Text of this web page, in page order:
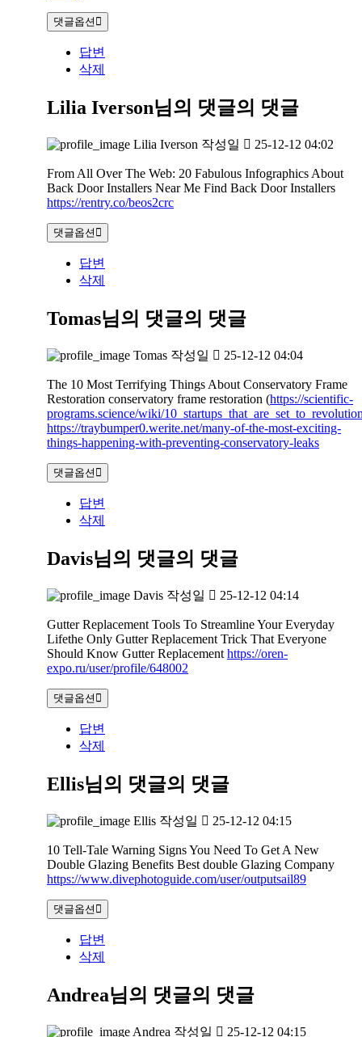
댓글옵션
답변
삭제
Lilia Iverson님의 댓글의 댓글
Lilia Iverson 작성일 25-12-12 04:02
From All Over The Web: 20 Fabulous Infographics About
Back Door Installers Near Me Find Back Door Installers
https://rentry.co/beos2crc
댓글옵션
답변
삭제
Tomas님의 댓글의 댓글
Tomas 작성일 25-12-12 04:04
The 10 Most Terrifying Things About Conservatory Frame
Restoration conservatory frame restoration (https://scientific-
programs.science/wiki/
https://traybumper0.werite.net/many-of-the-most-exciting-
things-happening-with-preventing-conservatory-leaks
댓글옵션
답변
삭제
Davis님의 댓글의 댓글
Davis 작성일 25-12-12 04:14
Gutter Replacement Tools To Streamline Your Everyday
Lifethe Only Gutter Replacement Trick That Everyone
Should Know Gutter Replacement https://oren-
expo.ru/user/profile/648002
댓글옵션
답변
삭제
Ellis님의 댓글의 댓글
Ellis 작성일 25-12-12 04:15
10 Tell-Tale Warning Signs You Need To Get A New
Double Glazing Benefits Best double Glazing Company
https://www.divephotoguide.com/user/outputsail89
댓글옵션
답변
삭제
Andrea님의 댓글의 댓글
Andrea 작성일 25-12-12 04:15